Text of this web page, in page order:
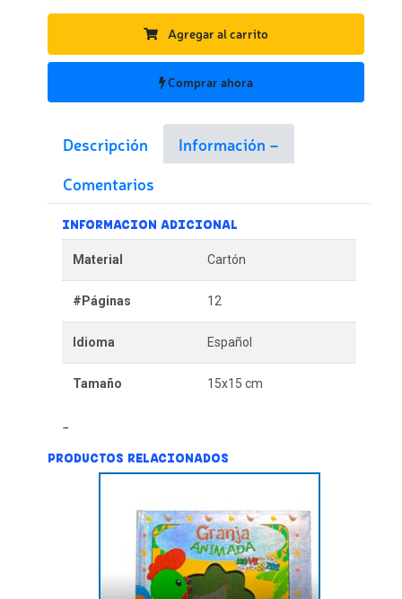
Agregar al carrito
Comprar ahora
Descripción
Información
Comentarios
INFORMACION ADICIONAL
Material Cartón
#Páginas 12
Idioma Español
Tamaño 15x15 cm
PRODUCTOS RELACIONADOS